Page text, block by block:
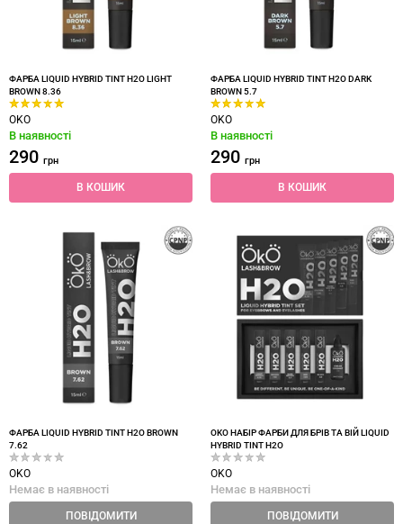
ФАРБА LIQUID HYBRID TINT H2O LIGHT
BROWN 8.36
OKO
В наявності
290 грн
В КОШИК
ФАРБА LIQUID HYBRID TINT H2O DARK
BROWN 5.7
OKO
В наявності
290 грн
В КОШИК
ФАРБА LIQUID HYBRID TINT H2O BROWN
7.62
OKO
Немає в наявності
ПОВІДОМИТИ
OKO НАБІР ФАРБИ ДЛЯ БРІВ ТА ВІЙ LIQUID
HYBRID TINT H2O
OKO
Немає в наявності
ПОВІДОМИТИ